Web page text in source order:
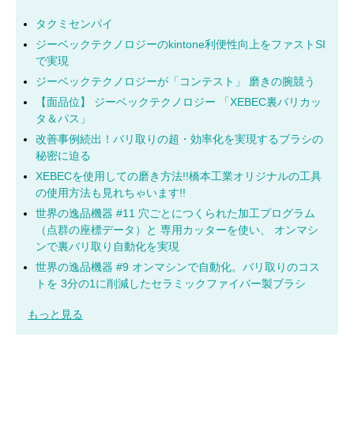
タクミセンパイ
ジーベックテクノロジーのkintone利便性向上をファストSI
で実現
ジーベックテクノロジーが「コンテスト」 磨きの腕競う
【面品位】 ジーベックテクノロジー 「XEBEC裏バリカッ
タ＆パス」
改善事例続出！バリ取りの超・効率化を実現するブラシの
秘密に迫る
XEBECを使用しての磨き方法!!橋本工業オリジナルの工具
の使用方法も見れちゃいます!!
世界の逸品機器 #11 穴ごとにつくられた加工プログラム
（点群の座標データ）と 専用カッターを使い、 オンマシ
ンで裏バリ取り自動化を実現
世界の逸品機器 #9 オンマシンで自動化。バリ取りのコス
トを 3分の1に削減したセラミックファイバー製ブラシ
もっと見る